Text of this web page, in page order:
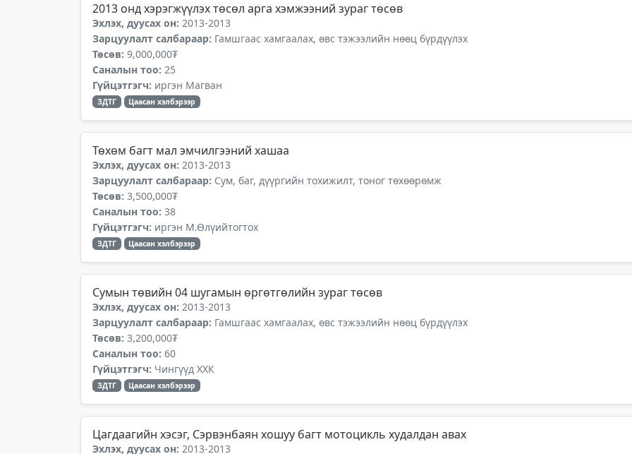
2013 онд хэрэгжүүлэх төсөл арга хэмжээний зураг төсөв
Эхлэх, дуусах он: 2013-2013
Зарцуулалт салбараар: Гамшгаас хамгаалах, өвс тэжээлийн нөөц бүрдүүлэх
Төсөв: 9,000,000₮
Саналын тоо: 25
Гүйцэтгэгч: иргэн Магван
ЗДТГ Цаасан хэлбэрээр
Төхөм багт мал эмчилгээний хашаа
Эхлэх, дуусах он: 2013-2013
Зарцуулалт салбараар: Сум, баг, дүүргийн тохижилт, тоног төхөөрөмж
Төсөв: 3,500,000₮
Саналын тоо: 38
Гүйцэтгэгч: иргэн М.Өлүийтогтох
ЗДТГ Цаасан хэлбэрээр
Сумын төвийн 04 шугамын өргөтгөлийн зураг төсөв
Эхлэх, дуусах он: 2013-2013
Зарцуулалт салбараар: Гамшгаас хамгаалах, өвс тэжээлийн нөөц бүрдүүлэх
Төсөв: 3,200,000₮
Саналын тоо: 60
Гүйцэтгэгч: Чингүүд ХХК
ЗДТГ Цаасан хэлбэрээр
Цагдаагийн хэсэг, Сэрвэнбаян хошуу багт мотоцикль худалдан авах
Эхлэх, дуусах он: 2013-2013